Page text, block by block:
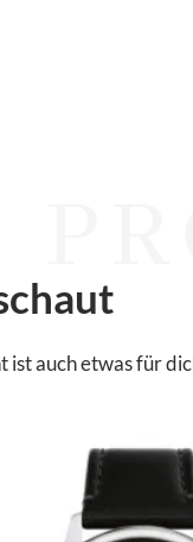
ist auch etwas für